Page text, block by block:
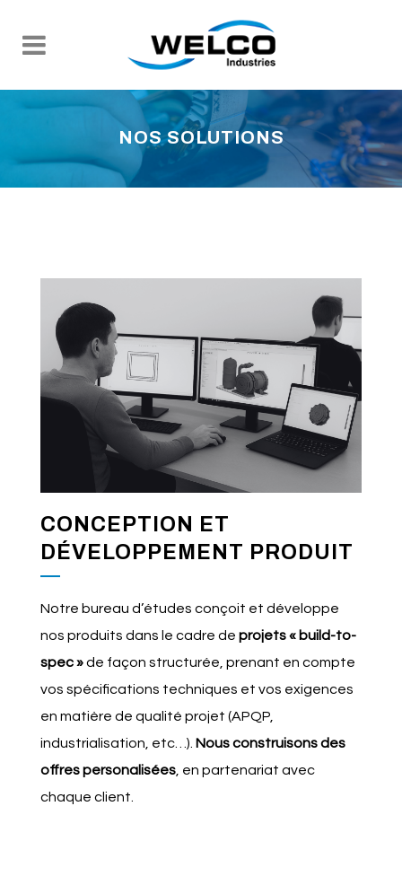
NOS SOLUTIONS
CONCEPTION ET
DÉVELOPPEMENT PRODUIT
Notre bureau d’études conçoit et développe
nos produits dans le cadre de projets « build-to-
spec »de façon structurée, prenant en compte
vos spécifications techniques et vos exigences
en matière de qualité projet (APQP,
industrialisation, etc…). Nous construisons des
offres personalisées , en partenariat avec
chaque client.